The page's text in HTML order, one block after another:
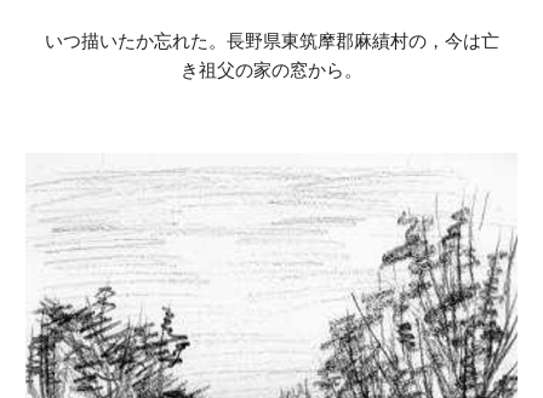
いつ描いたか忘れた。長野県東筑摩郡麻績村の，今は亡
き祖父の家の窓から。